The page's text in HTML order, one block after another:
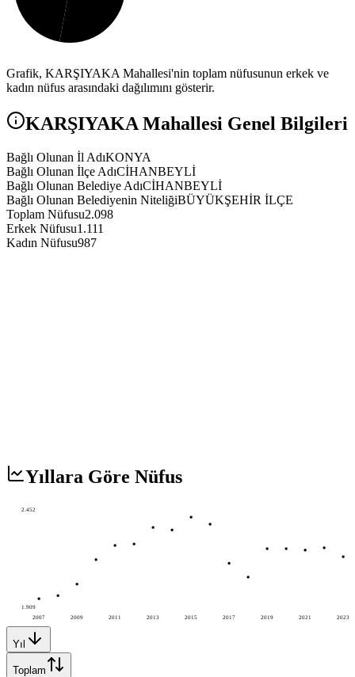
Grafik, KARŞIYAKA Mahallesi'nin toplam nüfusunun erkek ve
kadın nüfus arasındaki dağılımını gösterir.
KARŞIYAKA Mahallesi Genel Bilgileri
Bağlı Olunan İl AdıKONYA
Bağlı Olunan İlçe AdıCİHANBEYLİ
Bağlı Olunan Belediye AdıCİHANBEYLİ
Bağlı Olunan Belediyenin NiteliğiBÜYÜKŞEHİR İLÇE
Toplam Nüfusu2.098
Erkek Nüfusu1.111
Kadın Nüfusu987
Yıllara Göre Nüfus
2007 2009 2011 2013 2015 2017 2019 2021 2023
2.452
1.909
Yıl
Toplam